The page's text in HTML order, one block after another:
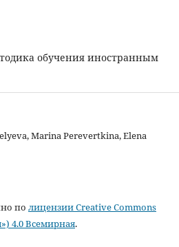
обучения иностранным
Marina Perevertkina, Elena
по лицензии Creative Commons
4.0 Всемирная.